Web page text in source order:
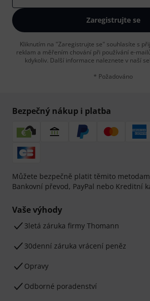
Zaregistrujte se
Kliknutím na "Zaregistrujte se" souhlasíte s
reklam a měřením chování při používání e-
kdykoliv. Další informace naleznete v naší
* Požadováno
Bezpečný nákup i platba
Můžete bezpečně platit těmito
Bankovní převod, PayPal nebo Kreditní
Vaše výhody
3letá záruka firmy Thomann
30denní záruka vrácení peněz
Opravy
Odborné poradenství